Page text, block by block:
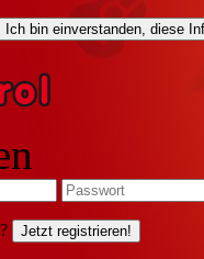
Ich bin einverstanden, diese
Jetzt registrieren!